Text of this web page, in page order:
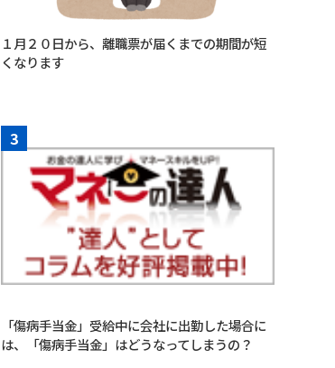
１月２０日から、離職票が届くまでの期間が短
くなります
3
「傷病手当金」受給中に会社に出勤した場合に
は、「傷病手当金」はどうなってしまうの？